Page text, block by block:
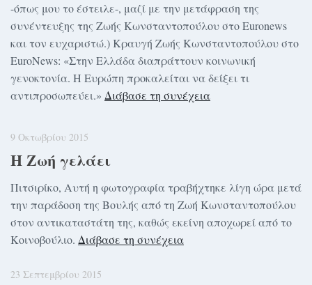
-όπως μου το έστειλε-, μαζί με την μετάφραση της
συνέντευξης της Ζωής Κωνσταντοπούλου στο Euronews
και τον ευχαριστώ.) Κραυγή Ζωής Κωνσταντοπούλου στο
EuroΝews: «Στην Ελλάδα διαπράττουν κοινωνική
γενοκτονία. Η Ευρώπη προκαλείται να δείξει τι
αντιπροσωπεύει.» Διάβασε τη συνέχεια
9 Οκτωβρίου 2015
Η Ζωή γελάει
Πιτσιρίκο, Αυτή η φωτογραφία τραβήχτηκε λίγη ώρα μετά
την παράδοση της Βουλής από τη Ζωή Κωνσταντοπούλου
στον αντικαταστάτη της, καθώς εκείνη αποχωρεί από το
Κοινοβούλιο. Διάβασε τη συνέχεια
23 Σεπτεμβρίου 2015